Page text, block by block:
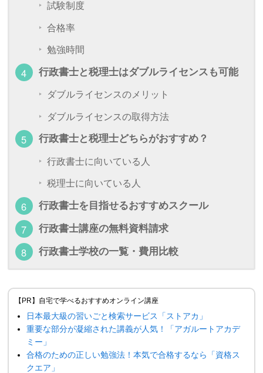
試験制度
合格率
勉強時間
行政書士と税理士はダブルライセンスも可能
ダブルライセンスのメリット
ダブルライセンスの取得方法
行政書士と税理士どちらがおすすめ？
行政書士に向いている人
税理士に向いている人
行政書士を目指せるおすすめスクール
行政書士講座の無料資料請求
行政書士学校の一覧・費用比較
【PR】自宅で学べるおすすめオンライン講座
日本最大級の習いごと検索サービス「ストアカ」
重要な部分が凝縮された講義が人気！「アガルートアカデ
ミー」
合格のための正しい勉強法！本気で合格するなら「資格ス
クエア」